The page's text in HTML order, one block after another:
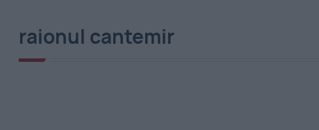
România
-
raionul cantemir